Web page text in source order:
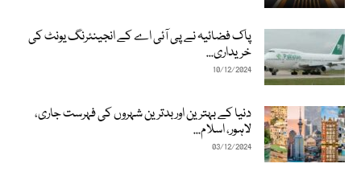
پاک فضائیہ نے پی آئی اے کے انجینئرنگ یونٹ کی
خریداری...
10/12/2024
دنیا کے بہترین اور بدترین شہروں کی فہرست جاری،
لاہور، اسلام...
03/12/2024